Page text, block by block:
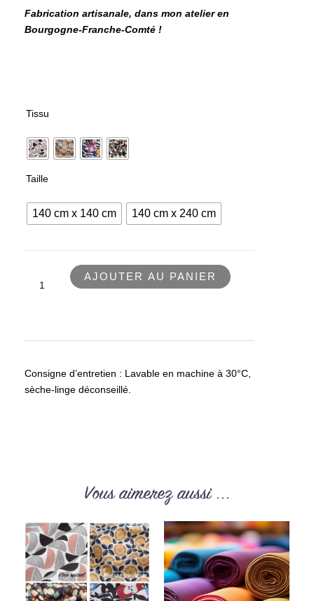
Fabrication artisanale, dans mon atelier en
Bourgogne-Franche-Comté !
Tissu
Taille
140 cm x 140 cm 140 cm x 240 cm
Nappe
sur
AJOUTER AU PANIER
Consigne d’entretien : Lavable en machine à 30°C,
sèche-linge déconseillé.
Vous aimerez aussi ...
Ce
produit
a
plusieurs
variations.
Plage
de
prix :
6.00€
à
6.50€
Ce
produit
a